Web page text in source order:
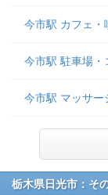
今市駅 カフェ・
今市駅 駐車場・
今市駅 マッサー
栃木県日光市：そ